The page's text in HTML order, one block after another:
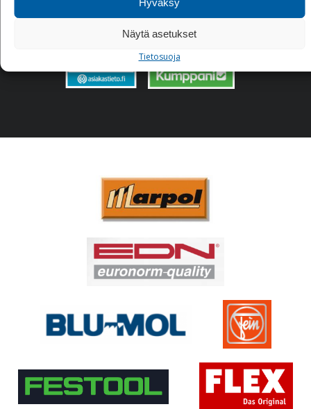
Näytä asetukset
Tietosuoja